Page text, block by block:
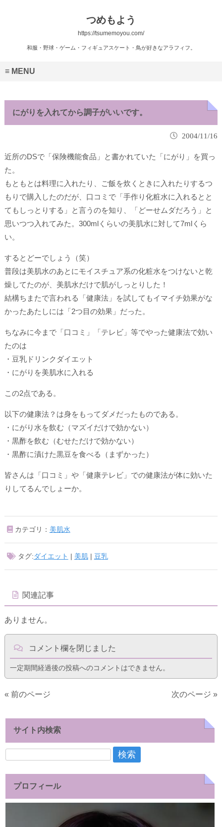
つめもよう
https://tsumemoyou.com/
和服・野球・ゲーム・フィギュアスケート・鳥が好きなアラフィフ。
MENU
にがりを入れてから調子がいいです。
2004/11/16
近所のDSで「保険機能食品」と書かれていた「にがり」を買っ
た。
もともとは料理に入れたり、ご飯を炊くときに入れたりするつ
もりで購入したのだが、口コミで「手作り化粧水に入れるとと
てもしっとりする」と言うのを知り、「どーせムダだろう」と
思いつつ入れてみた。300mlくらいの美肌水に対して7mlくら
い。
するとどーでしょう（笑）
普段は美肌水のあとにモイスチュア系の化粧水をつけないと乾
燥してたのが、美肌水だけで肌がしっとりした！
結構ちまたで言われる「健康法」を試してもイマイチ効果がな
かったあたしには「2つ目の効果」だった。
ちなみに今まで「口コミ」「テレビ」等でやった健康法で効い
たのは
・豆乳ドリンクダイエット
・にがりを美肌水に入れる
この2点である。
以下の健康法？は身をもってダメだったものである。
・にがり水を飲む（マズイだけで効かない）
・黒酢を飲む（むせただけで効かない）
・黒酢に漬けた黒豆を食べる（まずかった）
皆さんは「口コミ」や「健康テレビ」での健康法が体に効いた
りしてるんでしょーか。
カテゴリ： 美肌水
タグ:ダイエット | 美肌| 豆乳
関連記事
ありません。
コメント欄を閉じました
一定期間経過後の投稿へのコメントはできません。
« 前のページ 次のページ »
サイト内検索
検
プロフィール